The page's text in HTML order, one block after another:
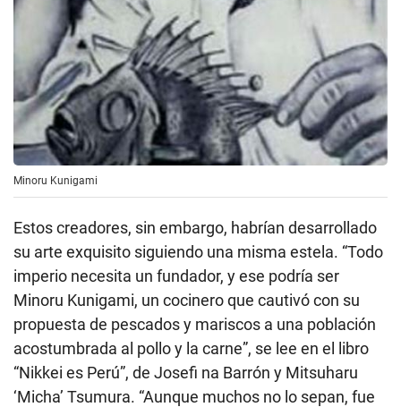
Minoru Kunigami
Estos creadores, sin embargo, habrían desarrollado
su arte exquisito siguiendo una misma estela. “Todo
imperio necesita un fundador, y ese podría ser
Minoru Kunigami, un cocinero que cautivó con su
propuesta de pescados y mariscos a una población
acostumbrada al pollo y la carne”, se lee en el libro
“Nikkei es Perú”, de Josefi na Barrón y Mitsuharu
‘Micha’ Tsumura. “Aunque muchos no lo sepan, fue